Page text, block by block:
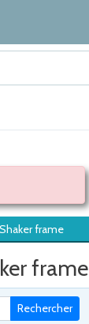
frame
frame
Rechercher